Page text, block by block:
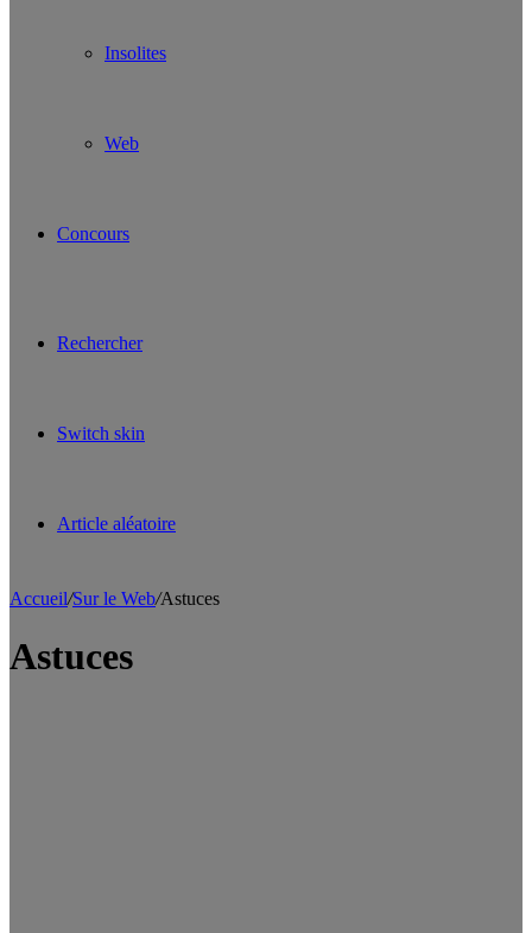
Insolites
Web
Concours
Rechercher
Switch skin
Article aléatoire
Accueil/Sur le Web/Astuces
Astuces